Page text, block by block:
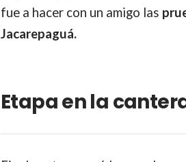
fue a hacer con un amigo las
Jacarepaguá.
Etapa en la